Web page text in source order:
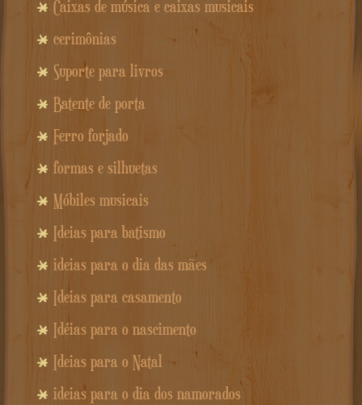
Caixas de música e caixas musicais
cerimônias
Suporte para livros
Batente de porta
Ferro forjado
formas e silhuetas
Móbiles musicais
Ideias para batismo
ideias para o dia das mães
Ideias para casamento
Idéias para o nascimento
Ideias para o Natal
ideias para o dia dos namorados